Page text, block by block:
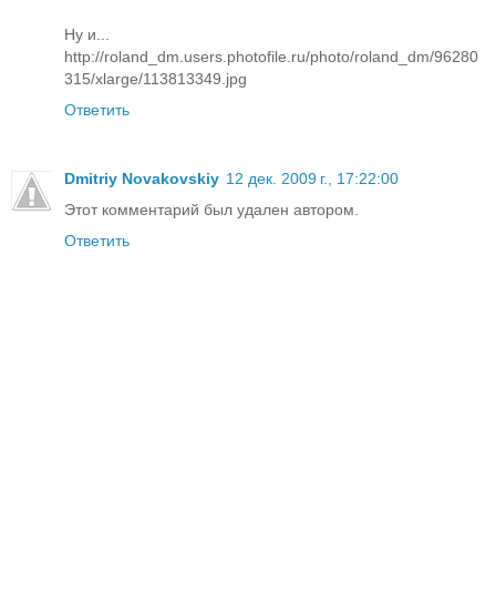
Ну и...
http://roland_dm.users.photofile.ru/photo/roland_dm/96280
315/xlarge/113813349.jpg
Ответить
Dmitriy Novakovskiy 12 дек. 2009 г., 17:22:00
Этот комментарий был удален автором.
Ответить